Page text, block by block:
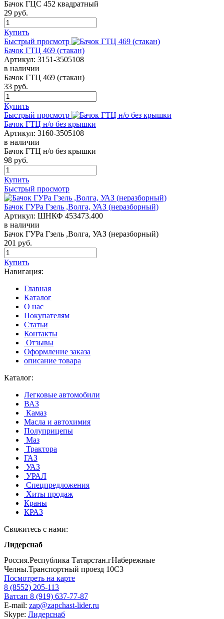
Бачок ГЦС 452 квадратный
29 руб.
Купить
Быстрый просмотр
Бачок ГТЦ 469 (стакан)
Артикул: 3151-3505108
в наличии
Бачок ГТЦ 469 (стакан)
33 руб.
Купить
Быстрый просмотр
Бачок ГТЦ н/о без крышки
Артикул: 3160-3505108
в наличии
Бачок ГТЦ н/о без крышки
98 руб.
Купить
Быстрый просмотр
Бачок ГУРа Гзель ,Волга, УАЗ (неразборный)
Артикул: ШНКФ 453473.400
в наличии
Бачок ГУРа Гзель ,Волга, УАЗ (неразборный)
201 руб.
Купить
Навигация:
Главная
Каталог
О нас
Покупателям
Статьи
Контакты
Отзывы
Оформление заказа
описание товара
Каталог:
Легковые автомобили
ВАЗ
Камаз
Масла и автохимия
Полуприцепы
Маз
Трактора
ГАЗ
УАЗ
УРАЛ
Спецпредложения
Хиты продаж
Краны
КРАЗ
Свяжитесь с нами:
Лидерснаб
Россия.Республика Татарстан.гНабережные
Челны.Транспортный проезд 10С3
Посмотреть на карте
8 (8552) 205-113
Ватсап 8 (919) 637-77-87
E-mail: zap@zapchast-lider.ru
Skype: Лидерснаб